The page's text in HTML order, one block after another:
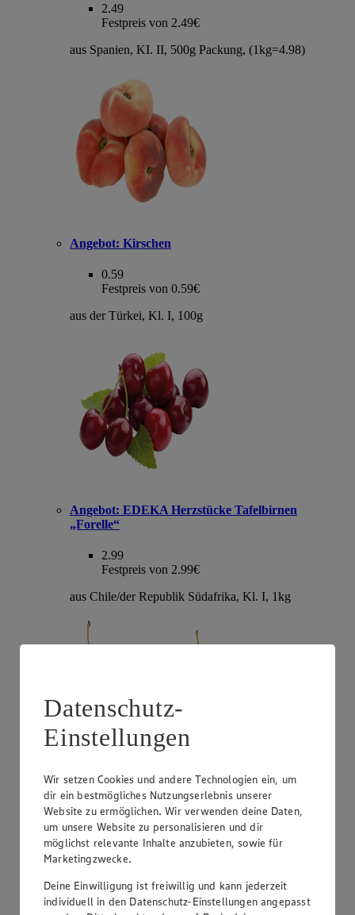
2.49
Festpreis von 2.49€
aus Spanien, KI. II, 500g Packung, (1kg=4.98)
Angebot: Kirschen
0.59
Festpreis von 0.59€
aus der Türkei, Kl. I, 100g
Angebot: EDEKA Herzstücke Tafelbirnen
„Forelle“
2.99
Festpreis von 2.99€
aus Chile/der Republik Südafrika, Kl. I, 1kg
Angebot: EDEKA Herzstücke Tafeltrauben
3.99
Festpreis von 3.99€
hell oder rot, kernlos, Sorte lt. Auszeichnung, aus
Datenschutz-
Einstellungen
Wir setzen Cookies und andere Technologien ein, um
dir ein bestmögliches Nutzungserlebnis unserer
Website zu ermöglichen. Wir verwenden deine Daten,
um unsere Website zu personalisieren und dir
möglichst relevante Inhalte anzubieten, sowie für
Marketingzwecke.
Deine Einwilligung ist freiwillig und kann jederzeit
individuell in den Datenschutz-Einstellungen angepasst